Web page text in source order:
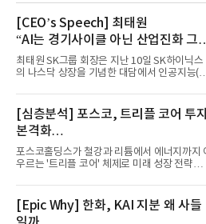
[CEO’s Speech] 최태원
“AI는 경기사이클 아닌 산업진화 그
자체”
최태원 SK그룹 회장은 지난 10일 SK하이닉스
의 나스닥 상장을 기념한 대담에서 인공지능
[심층분석] 포스코, 트리플 코어 투
본격화
16조7천억원 투자 재원 마련 전략은
포스코홀딩스가 철강과 리튬에서 에너지까지
우르는 '트리플 코어' 체제로 미래 성장 전략을
[Epic Why] 한화, KAI 지분 왜 사들